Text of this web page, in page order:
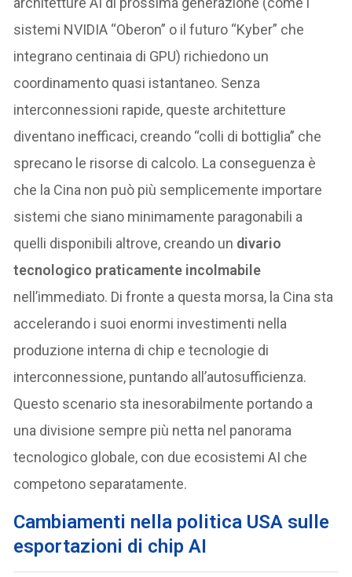
sistemi NVIDIA “Oberon” o il futuro “Kyber” che
integrano centinaia di GPU) richiedono un
coordinamento quasi istantaneo. Senza
interconnessioni rapide, queste architetture
diventano inefficaci, creando “colli di bottiglia” che
sprecano le risorse di calcolo. La conseguenza è
che la Cina non può più semplicemente importare
sistemi che siano minimamente paragonabili a
quelli disponibili altrove, creando un divario
tecnologico praticamente incolmabile
nell’immediato. Di fronte a questa morsa, la Cina sta
accelerando i suoi enormi investimenti nella
produzione interna di chip e tecnologie di
interconnessione, puntando all’autosufficienza.
Questo scenario sta inesorabilmente portando a
una divisione sempre più netta nel panorama
tecnologico globale, con due ecosistemi AI che
competono separatamente.
Cambiamenti nella politica USA sulle
esportazioni di chip AI